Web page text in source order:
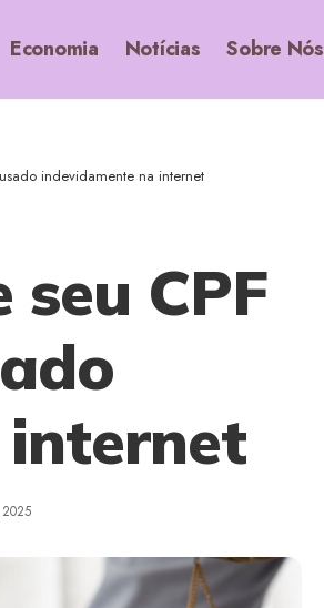
Economia Notícias Sobre Nós
indevidamente na internet
CPF
2025